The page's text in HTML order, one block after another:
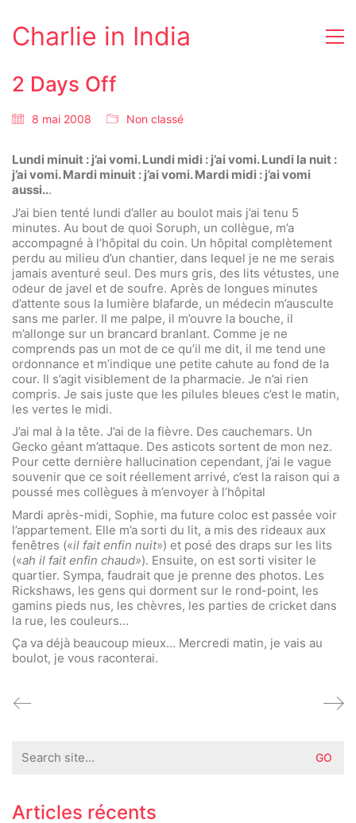
Charlie in India
2 Days Off
8 mai 2008 Non classé
Lundi minuit : j’ai vomi. Lundi midi : j’ai vomi. Lundi la nuit :
j’ai vomi. Mardi minuit : j’ai vomi. Mardi midi : j’ai vomi
aussi...
J’ai bien tenté lundi d’aller au boulot mais j’ai tenu 5
minutes. Au bout de quoi Soruph, un collègue, m’a
accompagné à l’hôpital du coin. Un hôpital complètement
perdu au milieu d’un chantier, dans lequel je ne me serais
jamais aventuré seul. Des murs gris, des lits vétustes, une
odeur de javel et de soufre. Après de longues minutes
d’attente sous la lumière blafarde, un médecin m’ausculte
sans me parler. Il me palpe, il m’ouvre la bouche, il
m’allonge sur un brancard branlant. Comme je ne
comprends pas un mot de ce qu’il me dit, il me tend une
ordonnance et m’indique une petite cahute au fond de la
cour. Il s’agit visiblement de la pharmacie. Je n’ai rien
compris. Je sais juste que les pilules bleues c’est le matin,
les vertes le midi.
J’ai mal à la tête. J’ai de la fièvre. Des cauchemars. Un
Gecko géant m’attaque. Des asticots sortent de mon nez.
Pour cette dernière hallucination cependant, j’ai le vague
souvenir que ce soit réellement arrivé, c’est la raison qui a
poussé mes collègues à m’envoyer à l’hôpital
Mardi après-midi, Sophie, ma future coloc est passée voir
l’appartement. Elle m’a sorti du lit, a mis des rideaux aux
fenêtres («il fait enfin nuit») et posé des draps sur les lits
(«ah il fait enfin chaud»). Ensuite, on est sorti visiter le
quartier. Sympa, faudrait que je prenne des photos. Les
Rickshaws, les gens qui dorment sur le rond-point, les
gamins pieds nus, les chèvres, les parties de cricket dans
la rue, les couleurs…
Ça va déjà beaucoup mieux… Mercredi matin, je vais au
boulot, je vous raconterai.
for:
Articles récents